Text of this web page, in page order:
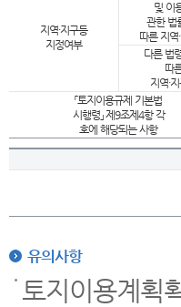
지역·지구등
지정여부
및 이
관한 법
따른 지역
다른 법
따
지역·
「토지이용규제 기본법
시행령」 제9조제4항 각
호에 해당되는 사항
유의사항
토지이용계획